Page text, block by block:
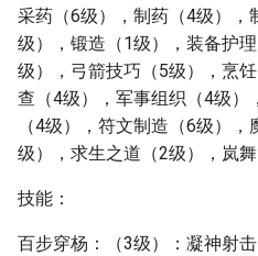
采药（6级），制药（4级），
级），锻造（1级），装备护
级），弓箭技巧（5级），烹
查（4级），军事组织（4级）
（4级），符文制造（6级）
级），求生之道（2级），岚舞
技能：
百步穿杨：（3级）：凝神射